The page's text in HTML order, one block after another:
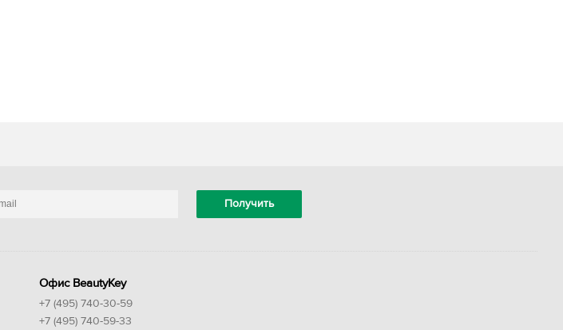
Офис BeautyKey
+7 (495) 740-30-59
+7 (495) 740-59-33